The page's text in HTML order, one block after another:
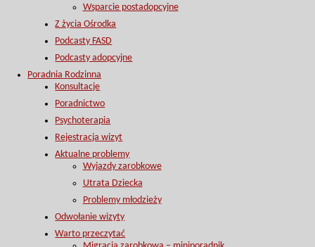
Wsparcie postadopcyjne
Z życia Ośrodka
Podcasty FASD
Podcasty adopcyjne
Poradnia Rodzinna
Konsultacje
Poradnictwo
Psychoterapia
Rejestracja wizyt
Aktualne problemy
Wyjazdy zarobkowe
Utrata Dziecka
Problemy młodzieży
Odwołanie wizyty
Warto przeczytać